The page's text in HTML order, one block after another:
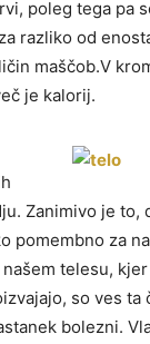
poleg tega pa
razliko od
maščob.V
je kalorij.
Zanimivo je to,
pomembno za
telesu,
so ves ta
bolezni.